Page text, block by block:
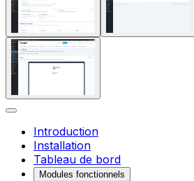
Introduction
Installation
Tableau de bord
Modules fonctionnels